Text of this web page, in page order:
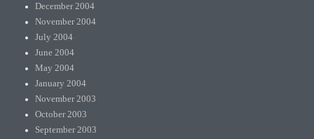
December 2004
November 2004
July 2004
June 2004
May 2004
January 2004
November 2003
October 2003
September 2003